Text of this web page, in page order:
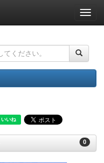
ナ
ビ
ー
ョ
ン
0